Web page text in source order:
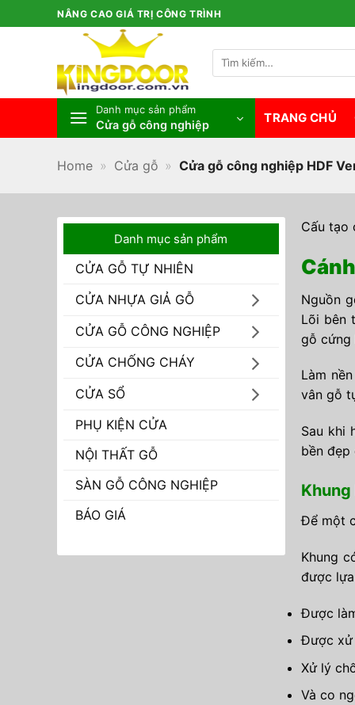
qua
NÂNG CAO GIÁ TRỊ CÔNG TRÌNH
Tìm
kiếm:
Danh mục sản phẩm
Cửa gỗ công nghiệp TRANG CHỦ
Home » Cửa gỗ » Cửa gỗ công nghiệp HDF
Danh mục sản phẩm
CỬA GỖ TỰ NHIÊN
CỬA NHỰA GIẢ GỖ
CỬA GỖ CÔNG NGHIỆP
CỬA CHỐNG CHÁY
CỬA SỔ
PHỤ KIỆN CỬA
NỘI THẤT GỖ
SÀN GỖ CÔNG NGHIỆP
BÁO GIÁ
Cấu tạo
Nguồn
Lõi bên
gỗ cứng
Làm
vân gỗ
Sau khi
bền đẹp
Để một
Khung
được
Được
Được xử
Xử lý
Và co